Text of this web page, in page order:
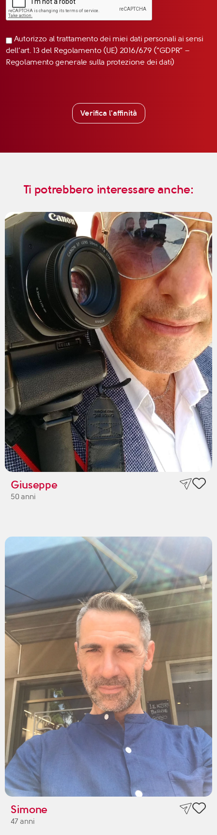
Autorizzo al trattamento dei miei dati personali ai sensi
dell’art. 13 del Regolamento (UE) 2016/679 (“GDPR” –
Regolamento generale sulla protezione dei dati)
Verifica l'affinità
Ti potrebbero interessare anche:
Giuseppe
50 anni
Simone
47 anni